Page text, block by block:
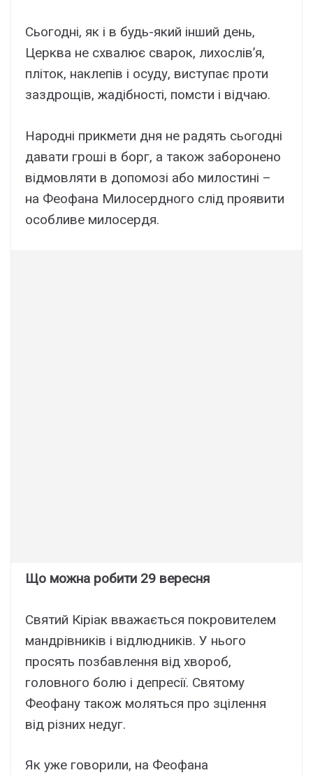
Сьогодні, як і в будь-який інший день,
Церква не схвалює сварок, лихослів’я,
пліток, наклепів і осуду, виступає проти
заздрощів, жадібності, помсти і відчаю.
Народні прикмети дня не радять сьогодні
давати гроші в борг, а також заборонено
відмовляти в допомозі або милостині –
на Феофана Милосердного слід проявити
особливе милосердя.
Що можна робити 29 вересня
Святий Кіріак вважається покровителем
мандрівників і відлюдників. У нього
просять позбавлення від хвороб,
головного болю і депресії. Святому
Феофану також моляться про зцілення
від різних недуг.
Як уже говорили, на Феофана